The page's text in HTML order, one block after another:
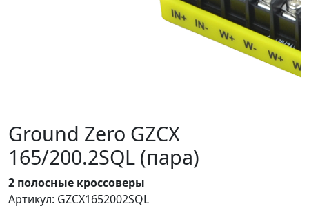
Ground Zero GZCX
165/200.2SQL (пара)
2 полосные кроссоверы
Артикул: GZCX1652002SQL